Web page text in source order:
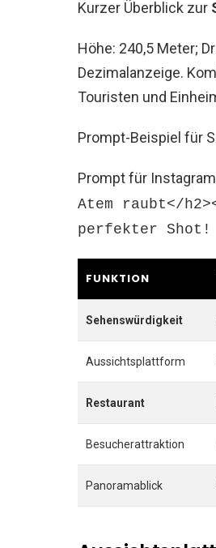
Kurzer Überblick zur
Höhe: 240,5 Meter;
Dezimalanzeige.
Touristen und
Prompt-Beispiel für
Prompt für
Atem raubt</
perfekter Shot!
FUNKTION
Sehenswürdigkeit
Aussichtsplattform
Restaurant
Besucherattraktion
Panoramablick